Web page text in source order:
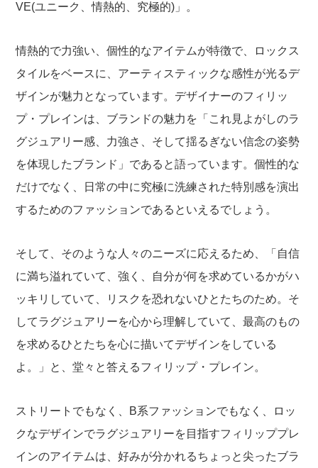
VE(ユニーク、情熱的、究極的)」。
情熱的で力強い、個性的なアイテムが特徴で、ロックス
タイルをベースに、アーティスティックな感性が光るデ
ザインが魅力となっています。デザイナーのフィリッ
プ・プレインは、ブランドの魅力を「これ見よがしのラ
グジュアリー感、力強さ、そして揺るぎない信念の姿勢
を体現したブランド」であると語っています。個性的な
だけでなく、日常の中に究極に洗練された特別感を演出
するためのファッションであるといえるでしょう。
そして、そのような人々のニーズに応えるため、「自信
に満ち溢れていて、強く、自分が何を求めているかがハ
ッキリしていて、リスクを恐れないひとたちのため。そ
してラグジュアリーを心から理解していて、最高のもの
を求めるひとたちを心に描いてデザインをしている
よ。」と、堂々と答えるフィリップ・プレイン。
ストリートでもなく、B系ファッションでもなく、ロッ
クなデザインでラグジュアリーを目指すフィリッププレ
インのアイテムは、好みが分かれるちょっと尖ったブラ